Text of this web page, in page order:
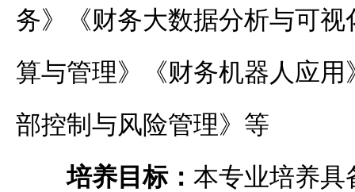
务》《财务大数据分析与可
算与管理》《财务机器人应
部控制与风险管理》等
培养目标： 本专业培养具